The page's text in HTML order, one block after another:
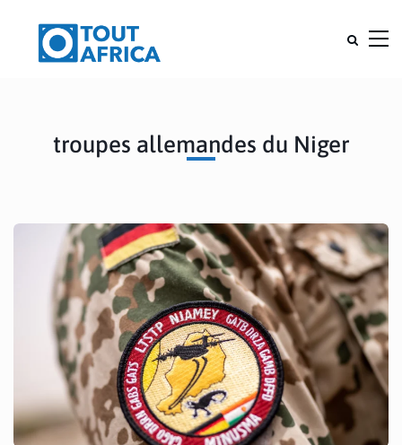
troupes allemandes du Niger